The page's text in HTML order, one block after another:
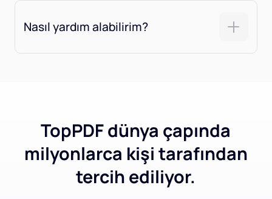
Nasıl yardım alabilirim?
TopPDF dünya çapında
milyonlarca kişi tarafından
tercih ediliyor.